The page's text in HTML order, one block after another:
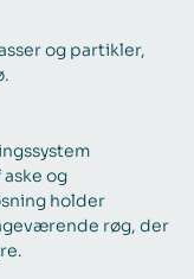
og partikler,
og
holder
røg, der